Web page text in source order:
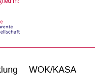
WÖK/KASA